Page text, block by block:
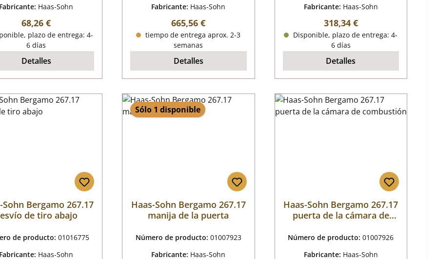
Fabricante: Haas-Sohn
Precio normal:
68,26 €
plazo de entrega: 4-
6 días
Detalles
Fabricante: Haas-Sohn
Precio normal:
665,56 €
tiempo de entrega aprox. 2-3
semanas
Detalles
Fabricante: Haas-Sohn
Precio normal:
318,34 €
Disponible, plazo de entrega: 4-
6 días
Detalles
Sohn Bergamo 267.17
de tiro abajo
de producto: 01016775
Fabricante: Haas-Sohn
Sólo 1 disponible
Haas-Sohn Bergamo 267.17
manija de la puerta
Número de producto: 01007923
Fabricante: Haas-Sohn
Haas-Sohn Bergamo 267.17
puerta de la cámara de
Número de producto:01007926
Fabricante: Haas-Sohn